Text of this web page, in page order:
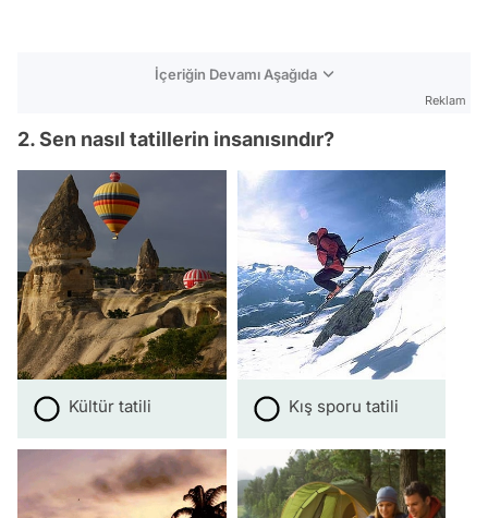
İçeriğin Devamı Aşağıda
Reklam
2. Sen nasıl tatillerin insanısındır?
Kültür tatili Kış sporu tatili